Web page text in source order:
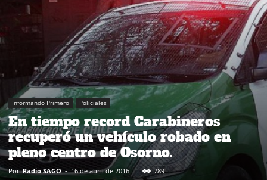
Informando Primero Policiales
En tiempo record Carabineros
recuperó un vehículo robado en
pleno centro de Osorno.
Por Radio SAGO - 16 de abril de 2016 789